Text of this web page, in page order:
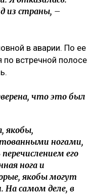
из страны, –
в аварии. По ее
по встречной полосе
что это был
якобы,
ногами,
его
нога и
якобы могут
На самом деле, в